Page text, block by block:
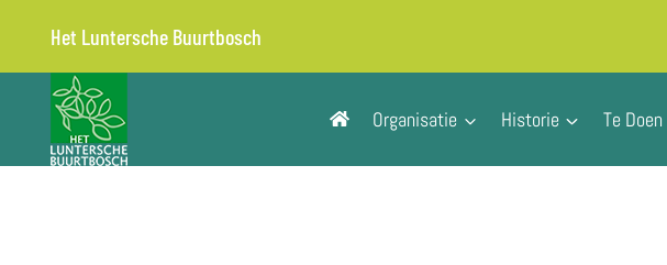
inhoud
Het Luntersche Buurtbosch
Organisatie Historie Te Doen